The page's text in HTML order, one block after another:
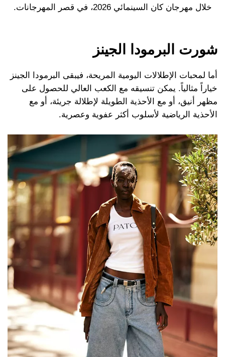
خلال مهرجان كان السينمائي 2026، في قصر المهرجانات.
شورت البرمودا الجينز
أما لمحبات الإطلالات اليومية المريحة، فيبقى البرمودا الجينز
خياراً مثالياً. يمكن تنسيقه مع الكعب العالي للحصول على
مظهر أنيق، أو مع الأحذية الطويلة لإطلالة جريئة، أو مع
الأحذية الرياضية لأسلوب أكثر عفوية وعصرية.